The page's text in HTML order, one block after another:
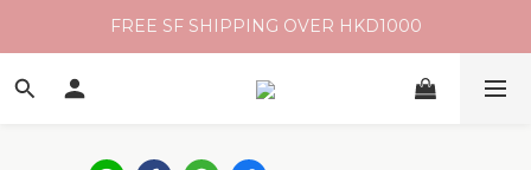
FREE SF SHIPPING OVER HKD1000